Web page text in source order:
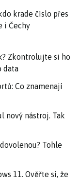
krade číslo přes
i Čechy
Zkontrolujte si ho
data
Co znamenají
nový nástroj. Tak
Tohle
11. Ověřte si, že